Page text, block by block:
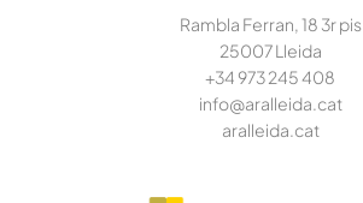
Rambla Ferran, 18 3r pis
25007 Lleida
+34 973 245408
info@aralleida.cat
aralleida.cat